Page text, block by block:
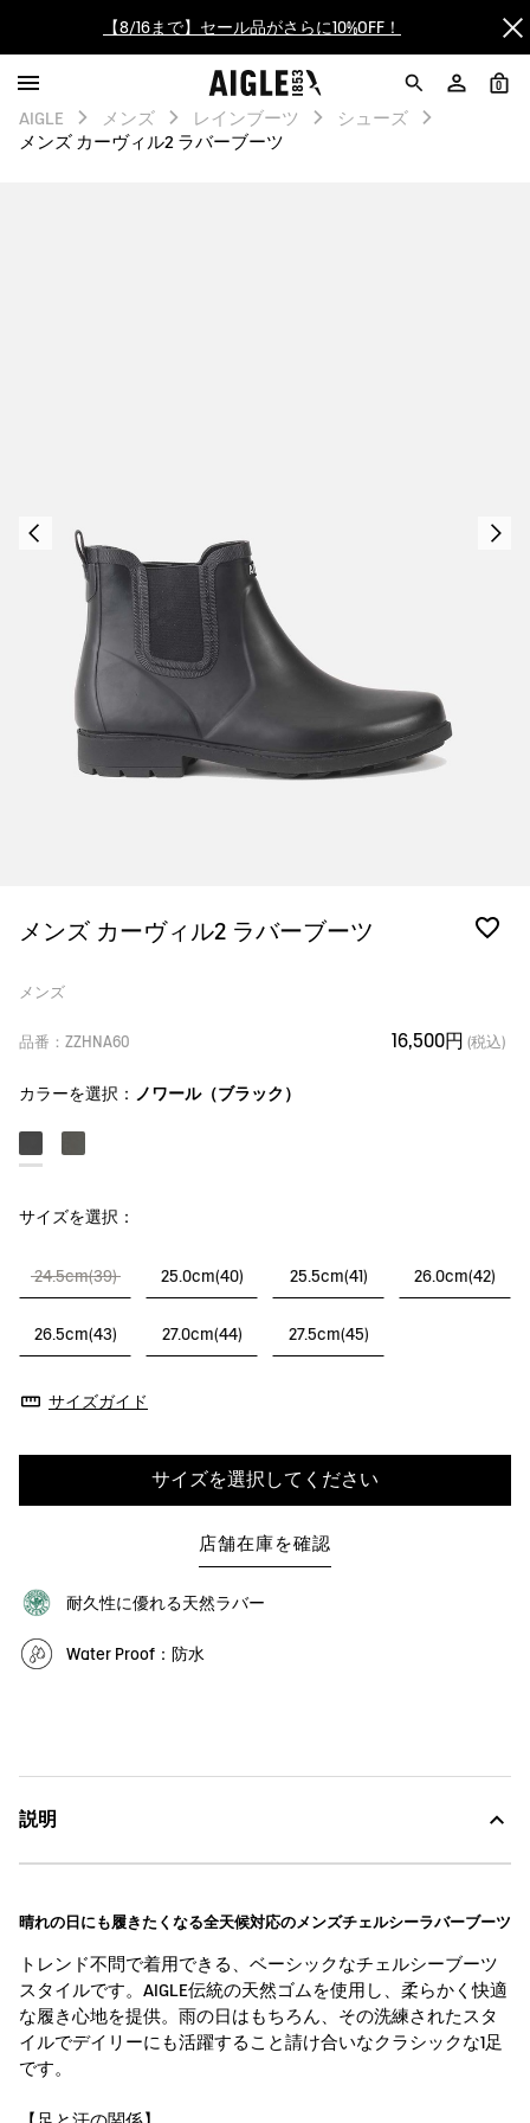
【最大50%OFF】FINAL SALEがスタート！
0
AIGLE メンズ レインブーツ
シューズ
メンズ カーヴィル2 ラバーブーツ
メンズ カーヴィル2 ラバーブーツ
メンズ
品番：ZZHNA60 16,500円 (税込)
カラーを選択： ノワール（ブラック）
サイズを選択：
24.5cm(39) 25.0cm(40) 25.5cm(41) 26.0cm(42)
26.5cm(43) 27.0cm(44) 27.5cm(45)
サイズガイド
サイズを選択してください
店舗在庫を確認
耐久性に優れる天然ラバー
Water Proof：防水
説明
晴れの日にも履きたくなる全天候対応のメンズチェルシーラバーブーツ
トレンド不問で着用できる、ベーシックなチェルシーブーツ
スタイルです。AIGLE伝統の天然ゴムを使用し、柔らかく快適
な履き心地を提供。雨の日はもちろん、その洗練されたスタ
イルでデイリーにも活躍すること請け合いなクラシックな1足
です。